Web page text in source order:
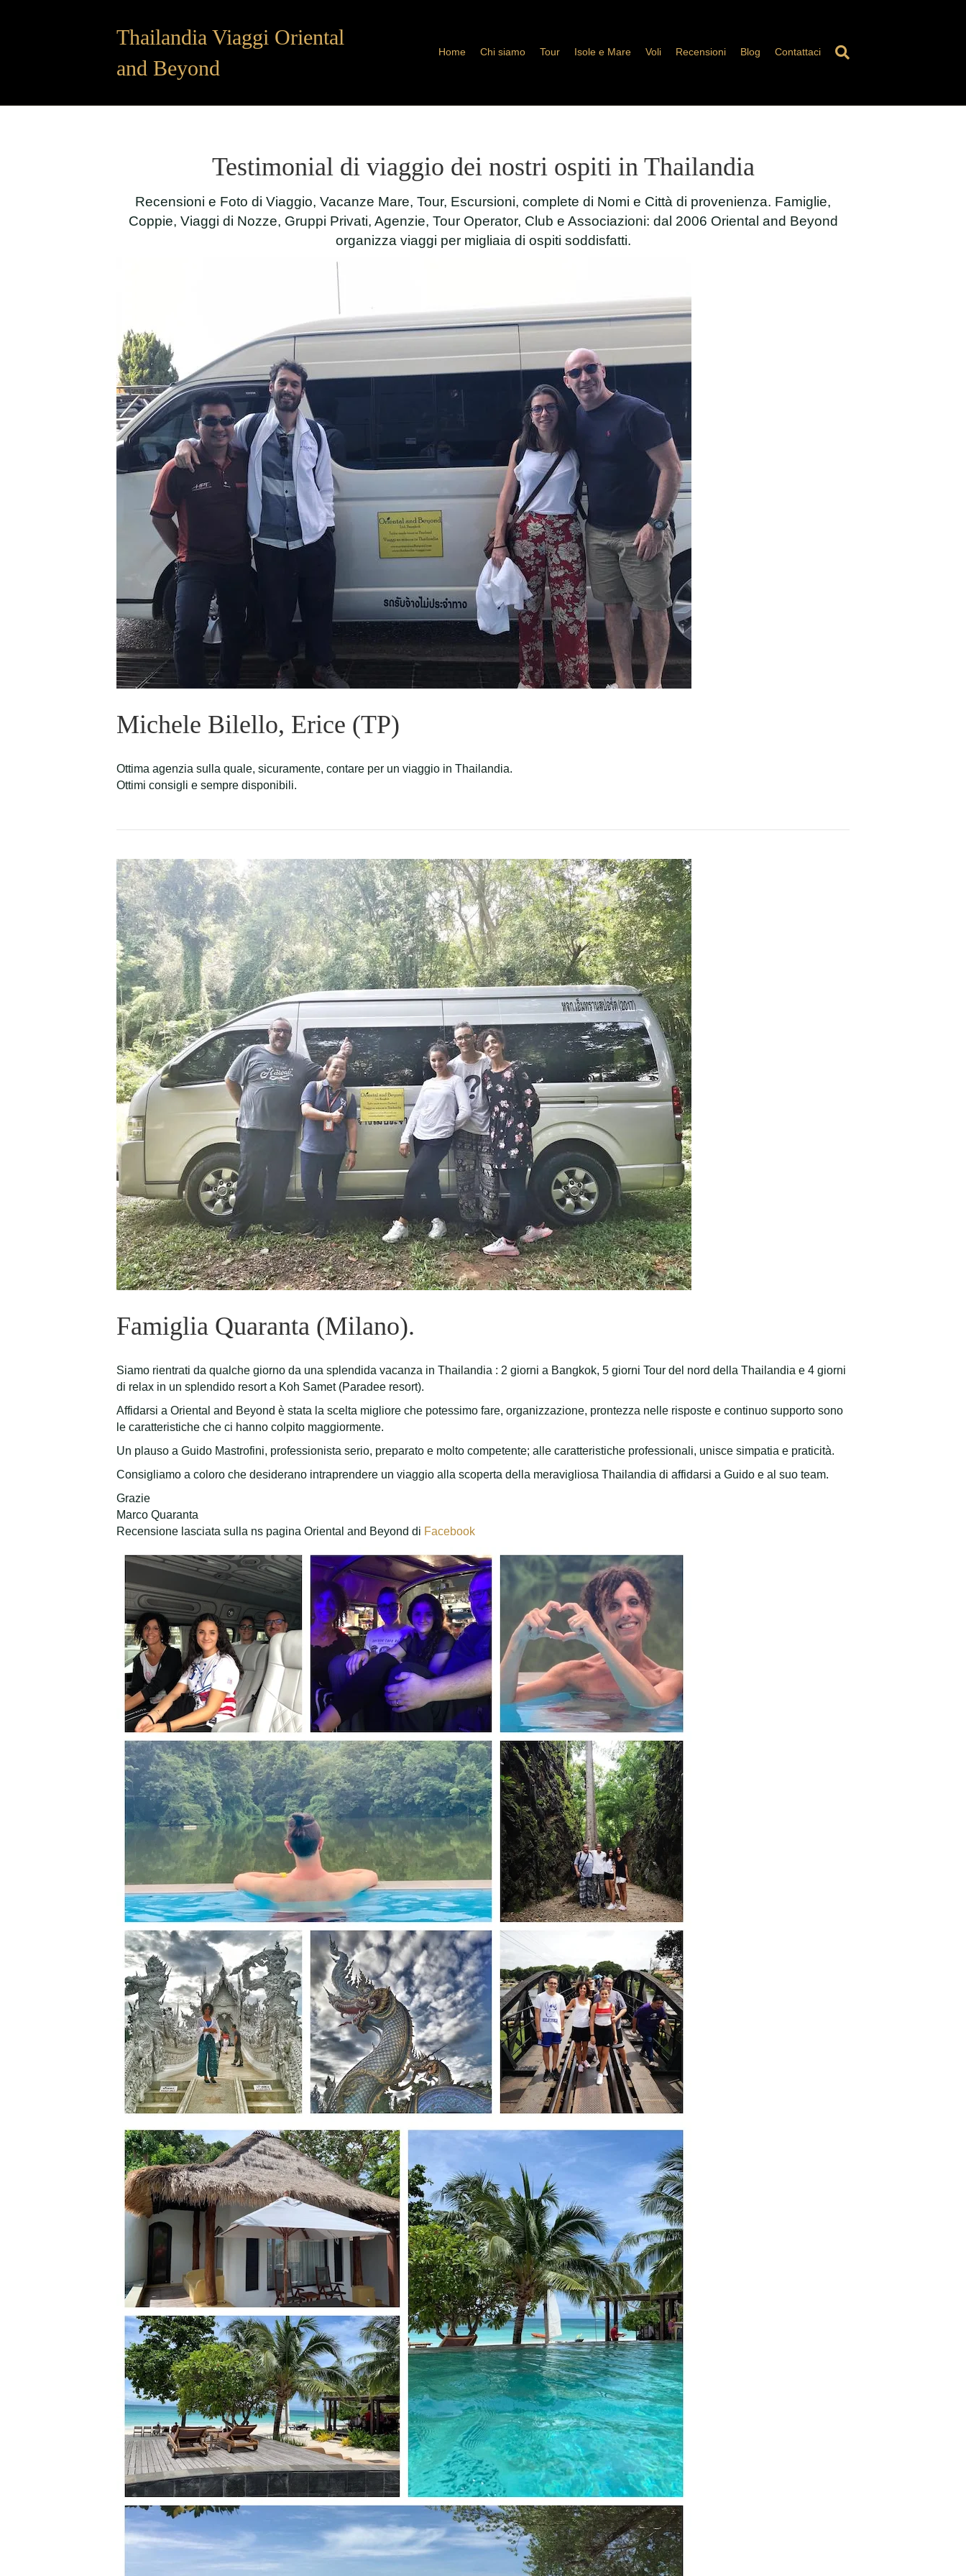
Thailandia Viaggi Oriental
and Beyond
Home Chi siamo Tour Isole e Mare Voli Recensioni Blog Contattaci
Testimonial di viaggio dei nostri ospiti in Thailandia
Recensioni e Foto di Viaggio, Vacanze Mare, Tour, Escursioni, complete di Nomi e Città di provenienza. Famiglie,
Coppie, Viaggi di Nozze, Gruppi Privati, Agenzie, Tour Operator, Club e Associazioni: dal 2006 Oriental and Beyond
organizza viaggi per migliaia di ospiti soddisfatti.
Michele Bilello, Erice (TP)
Ottima agenzia sulla quale, sicuramente, contare per un viaggio in Thailandia.
Ottimi consigli e sempre disponibili.
Famiglia Quaranta (Milano).
Siamo rientrati da qualche giorno da una splendida vacanza in Thailandia : 2 giorni a Bangkok, 5 giorni Tour del nord della Thailandia e 4 giorni
di relax in un splendido resort a Koh Samet (Paradee resort).
Affidarsi a Oriental and Beyond è stata la scelta migliore che potessimo fare, organizzazione, prontezza nelle risposte e continuo supporto sono
le caratteristiche che ci hanno colpito maggiormente.
Un plauso a Guido Mastrofini, professionista serio, preparato e molto competente; alle caratteristiche professionali, unisce simpatia e praticità.
Consigliamo a coloro che desiderano intraprendere un viaggio alla scoperta della meravigliosa Thailandia di affidarsi a Guido e al suo team.
Grazie
Marco Quaranta
Recensione lasciata sulla ns pagina Oriental and Beyond di Facebook